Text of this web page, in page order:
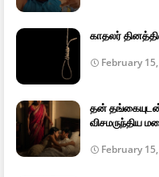
காதலர்
February
தன்
விசமருந்திய
February